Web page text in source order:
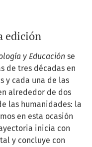
edición
y Educación se
de tres décadas en
y cada una de las
alrededor de dos
las humanidades: la
en esta ocasión
inicia con
y concluye con